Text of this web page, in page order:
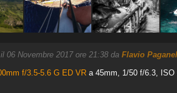
06 Novembre 2017 ore 21:38 da Flavio
f/3.5-5.6 G ED VRa 45mm, 1/50 f/6.3, ISO